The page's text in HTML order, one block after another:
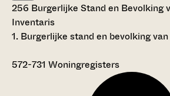
256 Burgerlijke Stand en Bevolking
Inventaris
1. Burgerlijke stand en bevolking
572-731 Woningregisters